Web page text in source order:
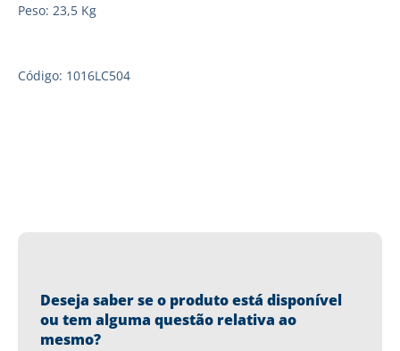
Peso: 23,5 Kg
Código: 1016LC504
Deseja saber se o produto está disponível
ou tem alguma questão relativa ao
mesmo?